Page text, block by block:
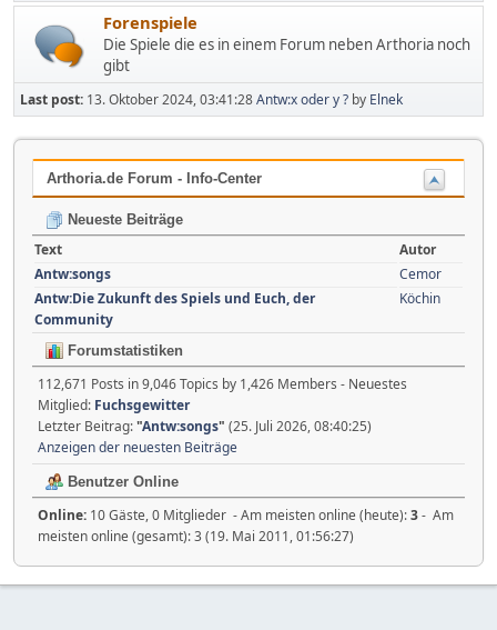
Forenspiele
Die Spiele die es in einem Forum neben Arthoria noch
gibt
Last post: 13. Oktober 2024, 03:41:28Antw:x oder y ? by Elnek
Arthoria.de Forum - Info-Center
Neueste Beiträge
Text
Autor
Antw:songs
Cemor
Antw:Die Zukunft des Spiels und Euch, der
Community
Köchin
Forumstatistiken
112,671 Posts in 9,046 Topics by 1,426 Members - Neuestes
Mitglied: Fuchsgewitter
Letzter Beitrag:"Antw:songs" (25. Juli 2026, 08:40:25)
Anzeigen der neuesten Beiträge
Benutzer Online
Online: 10 Gäste, 0 Mitglieder - Am meisten online (heute):3- Am
meisten online (gesamt): 3 (19. Mai 2011, 01:56:27)